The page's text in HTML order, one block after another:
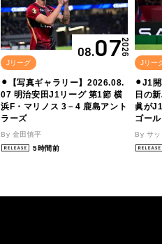
08.072026
Jリーグ
⚫︎【写真ギャラリー】2026.08.
07 明治安田J1リーグ 第1節 横
浜F・マリノス 3－4 鹿島アント
ラーズ
By 金田慎平
5時間前
Jリー
⚫︎J1
日の
眞が
ゴー
By サ